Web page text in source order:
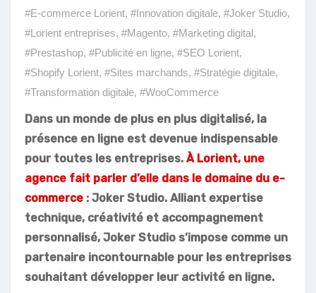
#E-commerce Lorient, #Innovation digitale, #Joker Studio,
#Lorient entreprises, #Magento, #Marketing digital,
#Prestashop, #Publicité en ligne, #SEO Lorient,
#Shopify Lorient, #Sites marchands, #Stratégie digitale,
#Transformation digitale, #WooCommerce
Dans un monde de plus en plus digitalisé, la
présence en ligne est devenue indispensable
pour toutes les entreprises. À Lorient, une
agence fait parler d’elle dans le domaine du e-
commerce : Joker Studio. Alliant expertise
technique, créativité et accompagnement
personnalisé, Joker Studio s’impose comme un
partenaire incontournable pour les entreprises
souhaitant développer leur activité en ligne.